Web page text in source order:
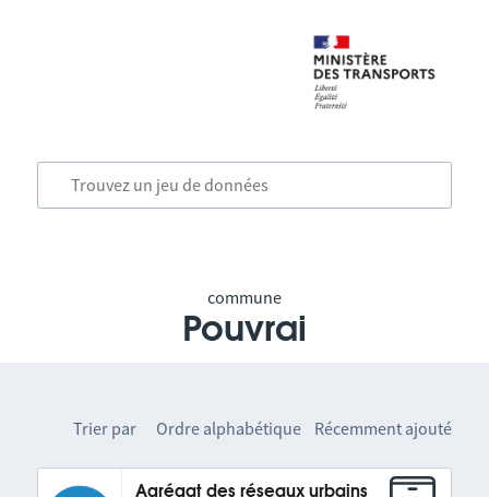
commune
Pouvrai
Trier par Ordre alphabétique Récemment ajouté
Agrégat des réseaux urbains